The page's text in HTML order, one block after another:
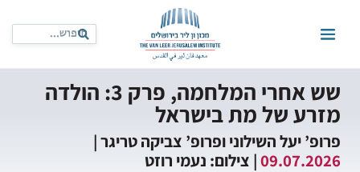
שש אחרי המלחמה, פרק 3: הולדה
מזרע של מת בישראל
פרופ’ יעל השילוני ופרופ’ צביקה טריגר |
09.07.2026| צילום: נעמי רוזט